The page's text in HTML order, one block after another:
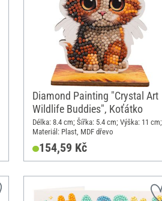
Diamond Painting "Crystal Art
Wildlife Buddies", Koťátko
Délka: 8.4 cm; Šířka: 5.4 cm; Výška: 11 cm;
Materiál: Plast, MDF dřevo
154,59 Kč